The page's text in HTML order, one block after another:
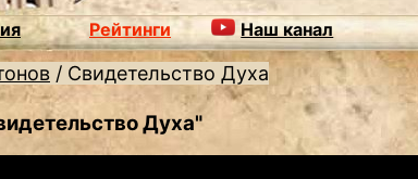
Рейтинги Наш канал
/ Свидетельство Духа
Духа"